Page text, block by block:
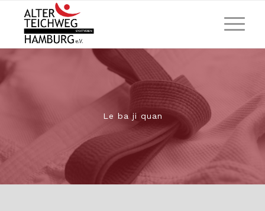
Le ba ji quan